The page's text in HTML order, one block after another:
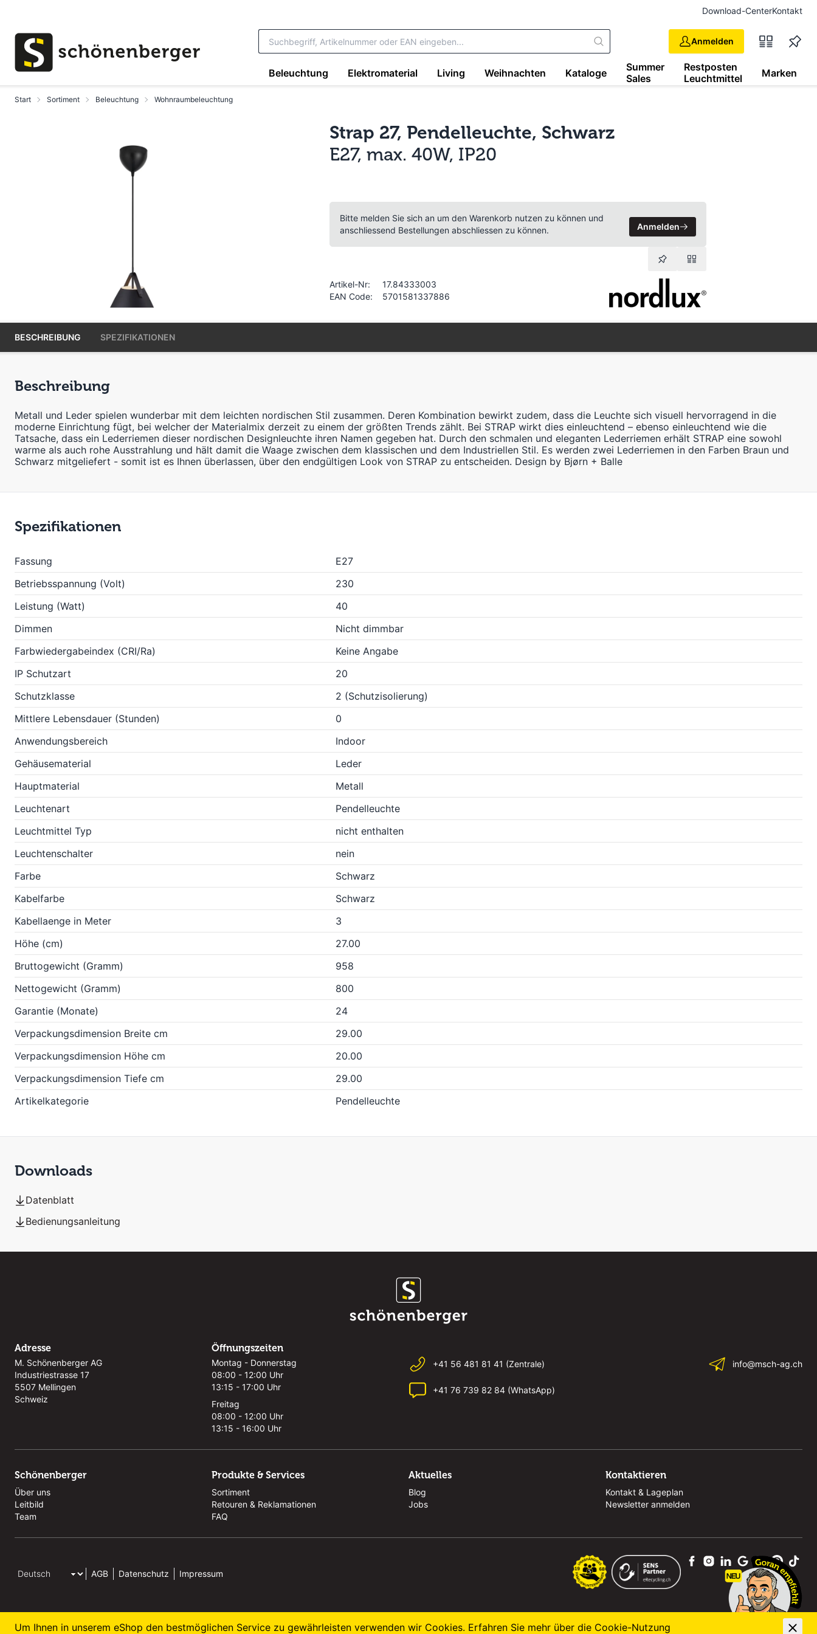
Download-CenterKontakt
Anmelden
Beleuchtung Elektromaterial Living Weihnachten Kataloge
Summer
Sales
Restposten
Leuchtmittel
Marken
Start Sortiment Beleuchtung Wohnraumbeleuchtung
Strap 27, Pendelleuchte, Schwarz
E27, max. 40W, IP20
Bitte melden Sie sich an um den Warenkorb nutzen zu können und
anschliessend Bestellungen abschliessen zu können.
Anmelden
Artikel-Nr:
17.84333003
EAN Code:
5701581337886
BESCHREIBUNG SPEZIFIKATIONEN
Beschreibung
Metall und Leder spielen wunderbar mit dem leichten nordischen Stil zusammen. Deren Kombination bewirkt zudem, dass die Leuchte sich visuell hervorragend in die
moderne Einrichtung fügt, bei welcher der Materialmix derzeit zu einem der größten Trends zählt. Bei STRAP wirkt dies einleuchtend – ebenso einleuchtend wie die
Tatsache, dass ein Lederriemen dieser nordischen Designleuchte ihren Namen gegeben hat. Durch den schmalen und eleganten Lederriemen erhält STRAP eine sowohl
warme als auch rohe Ausstrahlung und hält damit die Waage zwischen dem klassischen und dem Industriellen Stil. Es werden zwei Lederriemen in den Farben Braun und
Schwarz mitgeliefert - somit ist es Ihnen überlassen, über den endgültigen Look von STRAP zu entscheiden. Design by Bjørn + Balle
Spezifikationen
Fassung
E27
Betriebsspannung (Volt)
230
Leistung (Watt)
40
Dimmen
Nicht dimmbar
Farbwiedergabeindex (CRI/Ra)
Keine Angabe
IP Schutzart
20
Schutzklasse
2 (Schutzisolierung)
Mittlere Lebensdauer (Stunden)
0
Anwendungsbereich
Indoor
Gehäusematerial
Leder
Hauptmaterial
Metall
Leuchtenart
Pendelleuchte
Leuchtmittel Typ
nicht enthalten
Leuchtenschalter
nein
Farbe
Schwarz
Kabelfarbe
Schwarz
Kabellaenge in Meter
3
Höhe (cm)
27.00
Bruttogewicht (Gramm)
958
Nettogewicht (Gramm)
800
Garantie (Monate)
24
Verpackungsdimension Breite cm
29.00
Verpackungsdimension Höhe cm
20.00
Verpackungsdimension Tiefe cm
29.00
Artikelkategorie
Pendelleuchte
Downloads
Datenblatt
Bedienungsanleitung
Adresse
M. Schönenberger AG
Industriestrasse 17
5507 Mellingen
Schweiz
Öffnungszeiten
Montag - Donnerstag
08:00 - 12:00 Uhr
13:15 - 17:00 Uhr
Freitag
08:00 - 12:00 Uhr
13:15 - 16:00 Uhr
+41 56 481 81 41 (Zentrale)
+41 76 739 82 84 (WhatsApp)
info@msch-ag.ch
Schönenberger
Über uns
Leitbild
Team
Produkte & Services
Sortiment
Retouren & Reklamationen
FAQ
Aktuelles
Blog
Jobs
Kontaktieren
Kontakt & Lageplan
Newsletter anmelden
AGB Datenschutz Impressum
© 2026 M. Schönenberger AG powered by polynorm
Um Ihnen in unserem eShop den bestmöglichen Service zu gewährleisten verwenden wir Cookies. Erfahren Sie mehr über die Cookie-Nutzung